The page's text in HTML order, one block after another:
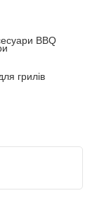
BBQ
грилів